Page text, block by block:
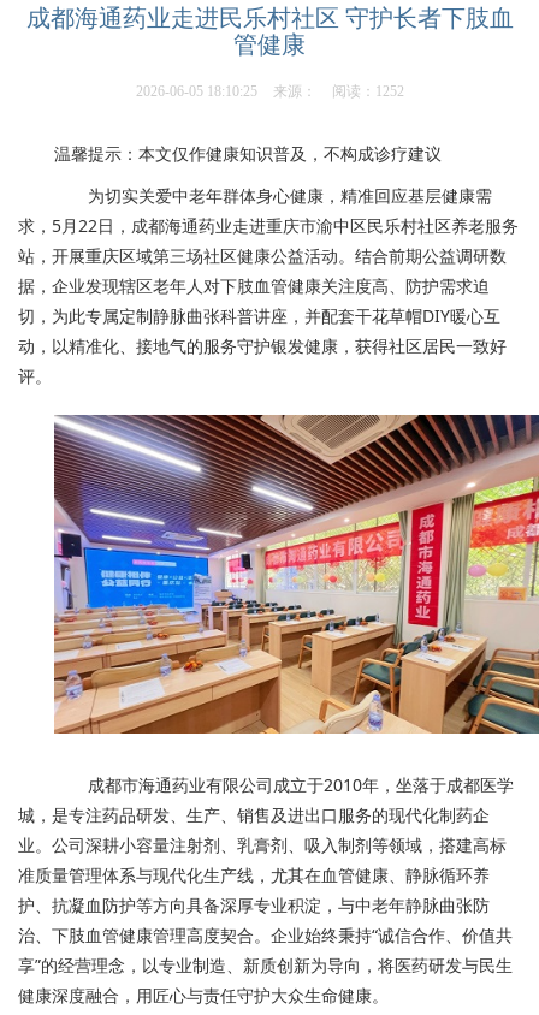
成都海通药业走进民乐村社区 守护长者下肢血
管健康
2026-06-05 18:10:25 来源： 阅读：1252
温馨提示：本文仅作健康知识普及，不构成诊疗建议
为切实关爱中老年群体身心健康，精准回应基层健康需
求，5月22日，成都海通药业走进重庆市渝中区民乐村社区养老服务
站，开展重庆区域第三场社区健康公益活动。结合前期公益调研数
据，企业发现辖区老年人对下肢血管健康关注度高、防护需求迫
切，为此专属定制静脉曲张科普讲座，并配套干花草帽DIY暖心互
动，以精准化、接地气的服务守护银发健康，获得社区居民一致好
评。
成都市海通药业有限公司成立于2010年，坐落于成都医学
城，是专注药品研发、生产、销售及进出口服务的现代化制药企
业。公司深耕小容量注射剂、乳膏剂、吸入制剂等领域，搭建高标
准质量管理体系与现代化生产线，尤其在血管健康、静脉循环养
护、抗凝血防护等方向具备深厚专业积淀，与中老年静脉曲张防
治、下肢血管健康管理高度契合。企业始终秉持“诚信合作、价值共
享”的经营理念，以专业制造、新质创新为导向，将医药研发与民生
健康深度融合，用匠心与责任守护大众生命健康。